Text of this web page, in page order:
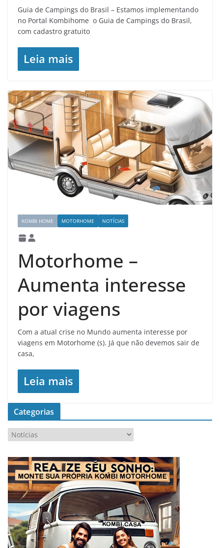
Guia de Campings do Brasil – Estamos implementando
no Portal Kombihome o Guia de Campings do Brasil,
com cadastro gratuito
Leia mais
KOMBI HOME MOTORHOME NOTÍCIAS
Motorhome –
Aumenta interesse
por viagens
Com a atual crise no Mundo aumenta interesse por
viagens em Motorhome (s). Já que não devemos sair de
casa,
Leia mais
Categorias
a
e
g
o
r
a
s